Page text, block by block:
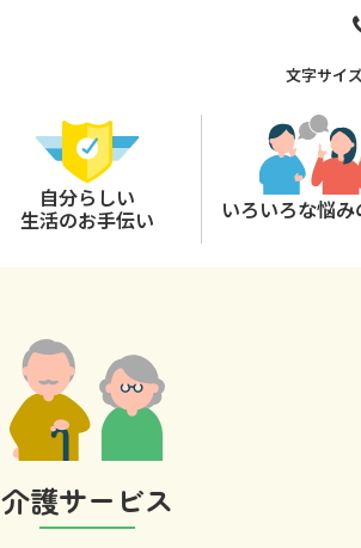
文字サイ
自分らしい
生活のお手伝い いろいろな悩
介護サービス